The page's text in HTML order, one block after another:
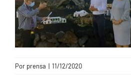
Por prensa | 11/12/2020